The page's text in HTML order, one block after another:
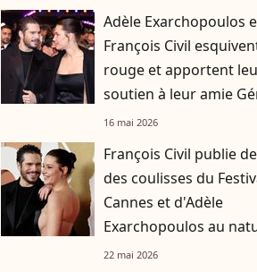
Adèle Exarchopoulos
François Civil
rouge et apportent
soutien à leur amie
Nakache
16 mai 2026
François Civil publie
des coulisses du
Cannes et d'Adèle
Exarchopoulos au
22 mai 2026